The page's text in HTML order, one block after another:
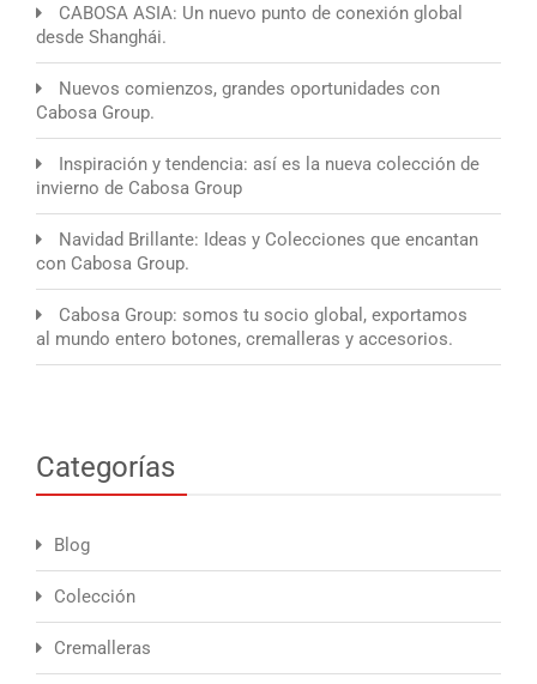
CABOSA ASIA: Un nuevo punto de conexión global
desde Shanghái.
Nuevos comienzos, grandes oportunidades con
Cabosa Group.
Inspiración y tendencia: así es la nueva colección de
invierno de Cabosa Group
Navidad Brillante: Ideas y Colecciones que encantan
con Cabosa Group.
Cabosa Group: somos tu socio global, exportamos
al mundo entero botones, cremalleras y accesorios.
Categorías
Blog
Colección
Cremalleras